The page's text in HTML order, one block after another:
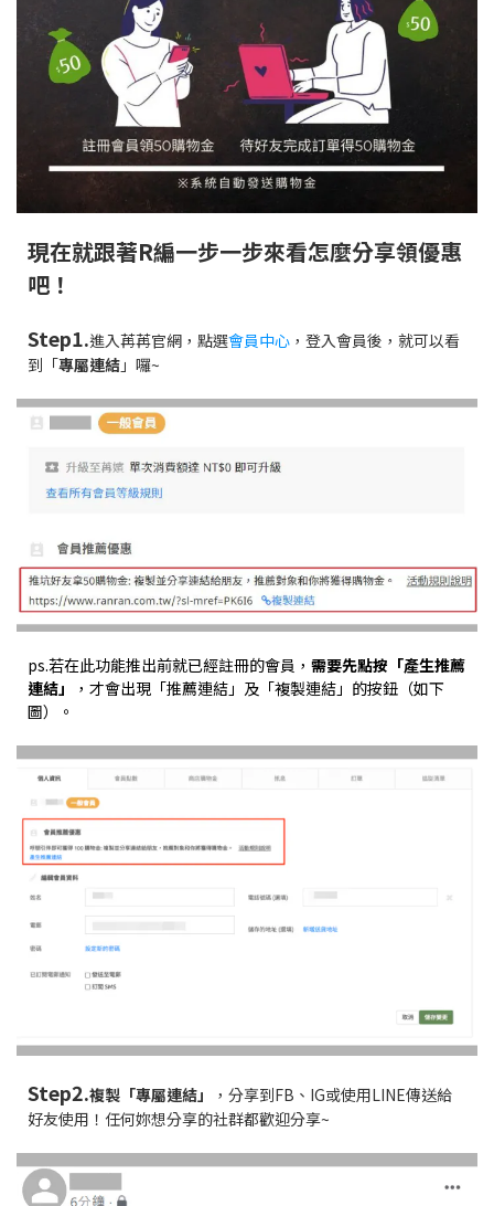
現在就跟著R編一步一步來看怎麼分享領優惠
吧！
Step1.進入苒苒官網，點選會員中心 ，登入會員後，就可以看
到「專屬連結 」囉~
ps.若在此功能推出前就已經註冊的會員， 需要先點按「產生推薦
連結」
，才會出現「推薦連結」及「複製連結」的按鈕（如下
圖）。
Step2.複製「專屬連結」
，分享到FB、IG或使用LINE傳送給
好友使用！任何妳想分享的社群都歡迎分享~